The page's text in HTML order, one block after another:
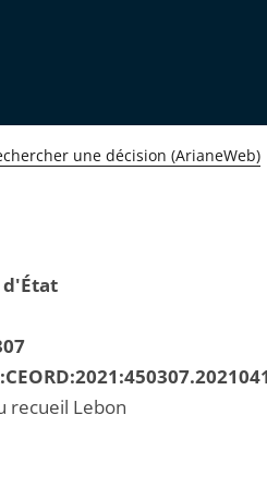
une décision (ArianeWeb)
d'État
recueil Lebon